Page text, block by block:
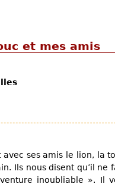
et mes amis
ses amis le lion, la
Ils nous disent qu’il
inoubliable ». Il